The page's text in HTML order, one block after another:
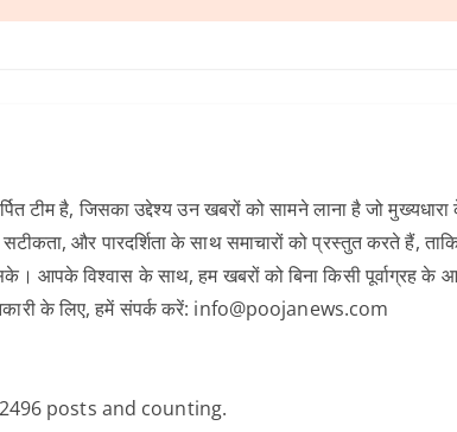
टीम है, जिसका उद्देश्य उन खबरों को सामने लाना है जो
सटीकता, और पारदर्शिता के साथ समाचारों को प्रस्तुत करते हैं,
आपके विश्वास के साथ, हम खबरों को बिना किसी पूर्वाग्रह के
के लिए, हमें संपर्क करें: info@poojanews.com
posts and counting.